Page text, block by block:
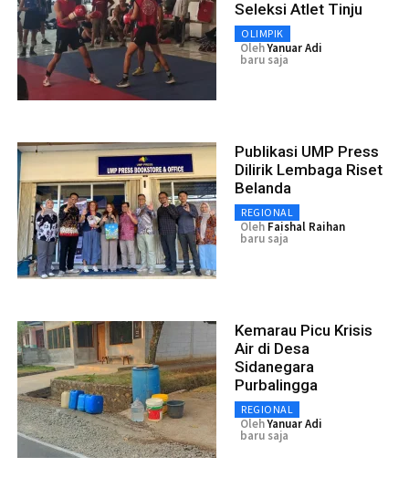
Seleksi Atlet Tinju
OLIMPIK
OlehYanuar Adi
baru saja
Publikasi UMP Press
Dilirik Lembaga Riset
Belanda
REGIONAL
Oleh Faishal Raihan
baru saja
Kemarau Picu Krisis
Air di Desa
Sidanegara
Purbalingga
REGIONAL
OlehYanuar Adi
baru saja